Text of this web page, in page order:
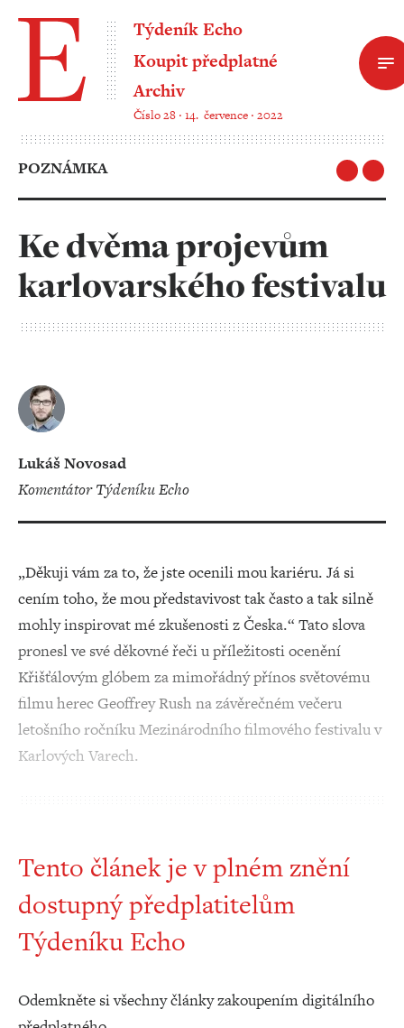
Týdeník Echo
Koupit předplatné
Archiv
Číslo 28 ‧ 14. července ‧ 2022
POZNÁMKA
Ke dvěma projevům
karlovarského festivalu
Lukáš Novosad
Komentátor Týdeníku Echo
„Děkuji vám za to, že jste ocenili mou kariéru. Já si
cením toho, že mou představivost tak často a tak silně
mohly inspirovat mé zkušenosti z Česka.“ Tato slova
pronesl ve své děkovné řeči u příležitosti ocenění
Křišťálovým glóbem za mimořádný přínos světovému
filmu herec Geoffrey Rush na závěrečném večeru
letošního ročníku Mezinárodního filmového festivalu v
Karlových Varech.
Tento článek je v plném znění
dostupný předplatitelům
Týdeníku Echo
Odemkněte si všechny články zakoupením digitálního